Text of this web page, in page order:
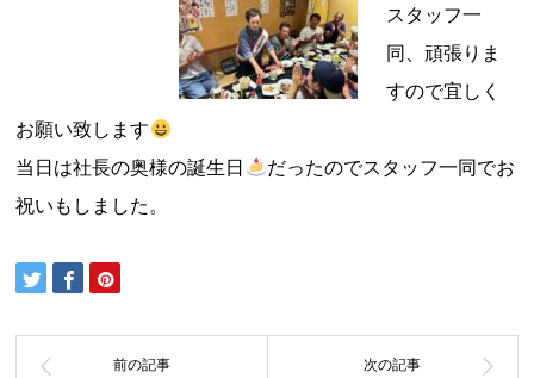
スタッフ一
同、頑張りま
すので宜しく
お願い致します
当日は社長の奥様の誕生日
だったのでスタッフ一同でお
祝いもしました。